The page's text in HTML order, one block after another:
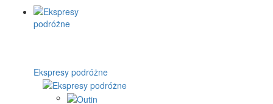
Ekspresy podróżne